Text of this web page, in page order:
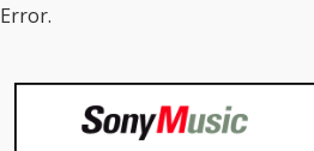
Error.